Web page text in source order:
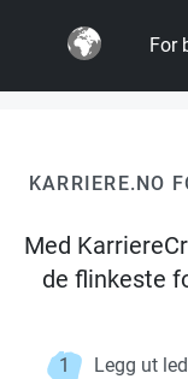
For
KARRIERE.NO
Med
de flinkeste
1 Legg ut